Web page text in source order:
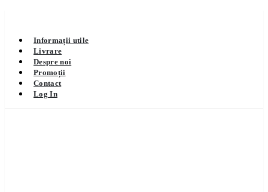
Informații utile
Livrare
Despre noi
Promoții
Contact
Log In